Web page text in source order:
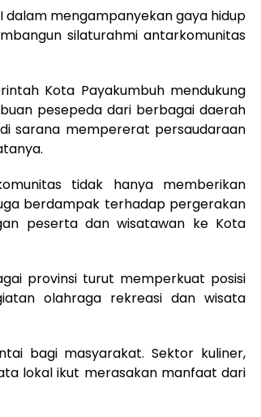
dalam mengampanyekan gaya hidup
silaturahmi antarkomunitas
Kota Payakumbuh mendukung
pesepeda dari berbagai daerah
sarana mempererat persaudaraan
tidak hanya memberikan
berdampak terhadap pergerakan
peserta dan wisatawan ke Kota
provinsi turut memperkuat posisi
olahraga rekreasi dan wisata
bagi masyarakat. Sektor kuliner,
lokal ikut merasakan manfaat dari